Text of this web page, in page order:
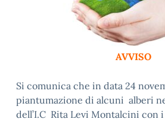
AVVISO
Si comunica che in data 24
piantumazione di alcuni alberi
dell’I.C Rita Levi Montalcini con